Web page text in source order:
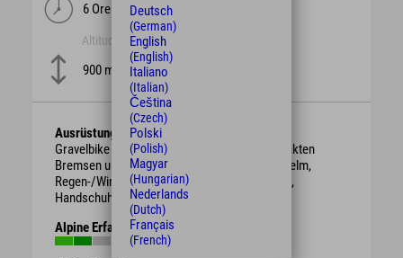
6 Ore
Altitudine
900 m
Ausrüstung
Gravelbike mit berggängiger Übersetzung, intakten
Bremsen und genügend Bremsbelag. Schutzhelm,
Regen-/Wind-/Sonnen-/Wetterschutzkleidung,
Handschuhe, Getränk, Proviant.
Alpine Erfahrung
Deutsch
(German)
English
(English)
Italiano
(Italian)
Čeština
(Czech)
Polski
(Polish)
Magyar
(Hungarian)
Nederlands
(Dutch)
Français
(French)